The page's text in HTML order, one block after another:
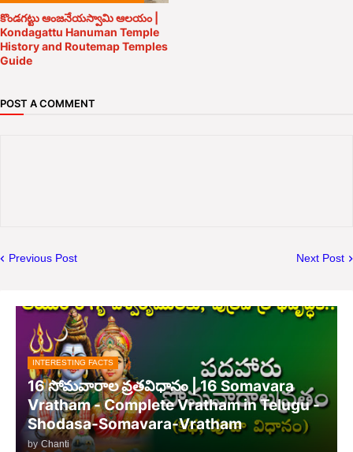
కొండగట్టు ఆంజనేయస్వామి ఆలయం |
Kondagattu Hanuman Temple
History and Routemap Temples
Guide
POST A COMMENT
Previous Post Next Post
INTERESTING FACTS
16 సోమవారాల వ్రతవిధానం | 16 Somavara
Vratham - Complete Vratham in Telugu -
Shodasa-Somavara-Vratham
by Chanti